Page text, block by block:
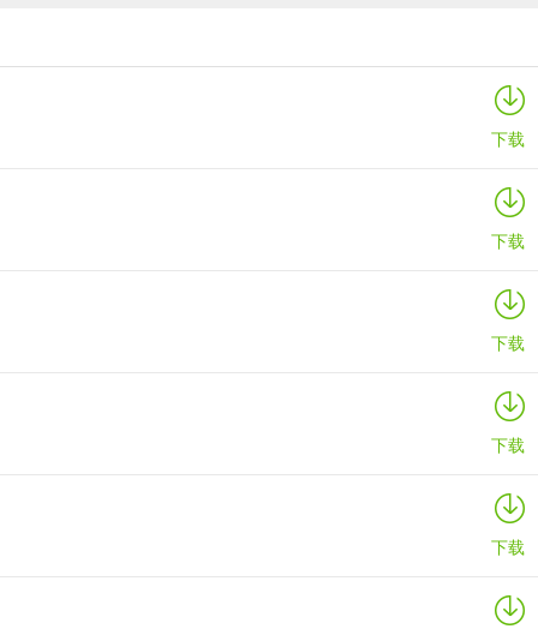
Marvis
下载
下载
下载
下载
下载